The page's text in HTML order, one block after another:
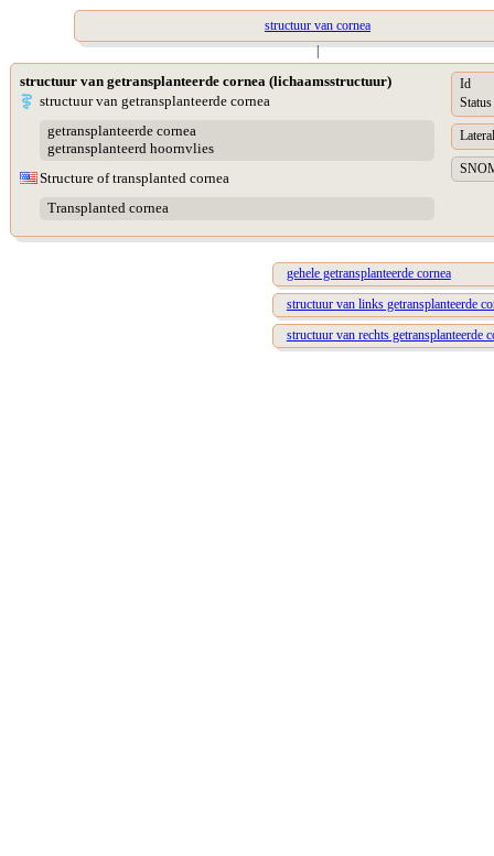
structuur van cornea
|
structuur van getransplanteerde cornea (lichaamsstructuur)
structuur van getransplanteerde cornea
getransplanteerde cornea
getransplanteerd hoornvlies
Structure of transplanted cornea
Transplanted cornea
Id
Status
gehele getransplanteerde cornea
structuur van links getransplanteerde
structuur van rechts getransplanteerde